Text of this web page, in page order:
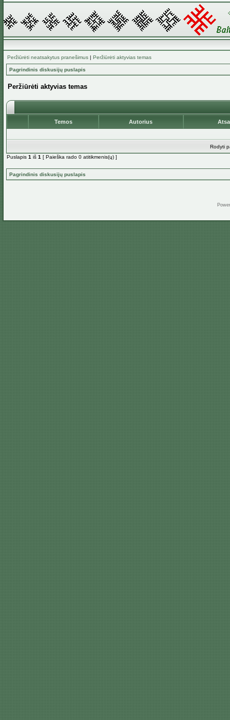
Peržiūrėti neatsakytus pranešimus | Peržiūrėti aktyvias temas
Pagrindinis diskusijų puslapis
Peržiūrėti aktyvias temas
Temos Autorius
Rodyti
Puslapis 1 iš 1 [ Paieška rado 0 atitikmenis(ų) ]
Pagrindinis diskusijų puslapis